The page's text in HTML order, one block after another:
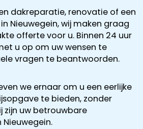
dakreparatie, renovatie of een
Nieuwegein, wij maken graag
offerte voor u. Binnen 24 uur
u op om uw wensen te
vragen te beantwoorden.
we ernaar om u een eerlijke
te bieden, zonder
zijn uw betrouwbare